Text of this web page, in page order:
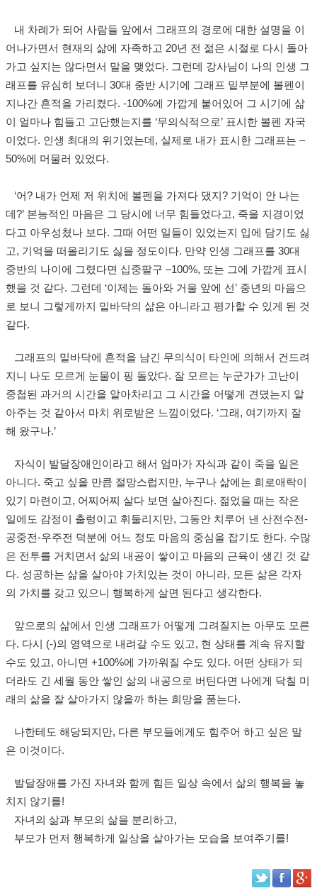
내 차례가 되어 사람들 앞에서 그래프의 경로에 대한 설명을 이
어나가면서 현재의 삶에 자족하고 20년 전 젊은 시절로 다시 돌아
가고 싶지는 않다면서 말을 맺었다. 그런데 강사님이 나의 인생 그
래프를 유심히 보더니 30대 중반 시기에 그래프 밑부분에 볼펜이
지나간 흔적을 가리켰다. -100%에 가깝게 붙어있어 그 시기에 삶
이 얼마나 힘들고 고단했는지를 ‘무의식적으로’ 표시한 볼펜 자국
이었다. 인생 최대의 위기였는데, 실제로 내가 표시한 그래프는 –
50%에 머물러 있었다.
‘어? 내가 언제 저 위치에 볼펜을 가져다 댔지? 기억이 안 나는
데?’ 본능적인 마음은 그 당시에 너무 힘들었다고, 죽을 지경이었
다고 아우성쳤나 보다. 그때 어떤 일들이 있었는지 입에 담기도 싫
고, 기억을 떠올리기도 싫을 정도이다. 만약 인생 그래프를 30대
중반의 나이에 그렸다면 십중팔구 –100%, 또는 그에 가깝게 표시
했을 것 같다. 그런데 ‘이제는 돌아와 거울 앞에 선’ 중년의 마음으
로 보니 그렇게까지 밑바닥의 삶은 아니라고 평가할 수 있게 된 것
같다.
그래프의 밑바닥에 흔적을 남긴 무의식이 타인에 의해서 건드려
지니 나도 모르게 눈물이 핑 돌았다. 잘 모르는 누군가가 고난이
중첩된 과거의 시간을 알아차리고 그 시간을 어떻게 견뎠는지 알
아주는 것 같아서 마치 위로받은 느낌이었다. ‘그래, 여기까지 잘
해 왔구나.’
자식이 발달장애인이라고 해서 엄마가 자식과 같이 죽을 일은
아니다. 죽고 싶을 만큼 절망스럽지만, 누구나 삶에는 희로애락이
있기 마련이고, 어찌어찌 살다 보면 살아진다. 젊었을 때는 작은
일에도 감정이 출렁이고 휘둘리지만, 그동안 치루어 낸 산전수전-
공중전-우주전 덕분에 어느 정도 마음의 중심을 잡기도 한다. 수많
은 전투를 거치면서 삶의 내공이 쌓이고 마음의 근육이 생긴 것 같
다. 성공하는 삶을 살아야 가치있는 것이 아니라, 모든 삶은 각자
의 가치를 갖고 있으니 행복하게 살면 된다고 생각한다.
앞으로의 삶에서 인생 그래프가 어떻게 그려질지는 아무도 모른
다. 다시 (-)의 영역으로 내려갈 수도 있고, 현 상태를 계속 유지할
수도 있고, 아니면 +100%에 가까워질 수도 있다. 어떤 상태가 되
더라도 긴 세월 동안 쌓인 삶의 내공으로 버틴다면 나에게 닥칠 미
래의 삶을 잘 살아가지 않을까 하는 희망을 품는다.
나한테도 해당되지만, 다른 부모들에게도 힘주어 하고 싶은 말
은 이것이다.
발달장애를 가진 자녀와 함께 힘든 일상 속에서 삶의 행복을 놓
치지 않기를!
자녀의 삶과 부모의 삶을 분리하고,
부모가 먼저 행복하게 일상을 살아가는 모습을 보여주기를!